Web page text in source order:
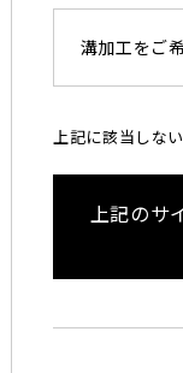
溝加工をご
上記に該当しな
上記のサ